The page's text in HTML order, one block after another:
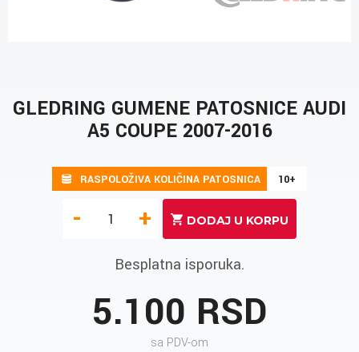
GLEDRING GUMENE PATOSNICE AUDI
A5 COUPE 2007-2016
RASPOLOŽIVA KOLIČINA PATOSNICA 10+
- +
Besplatna isporuka.
5.100 RSD
sa PDV-om